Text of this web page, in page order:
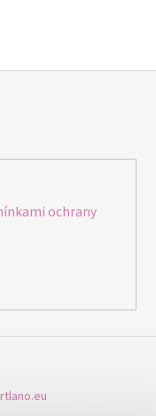
ochrany